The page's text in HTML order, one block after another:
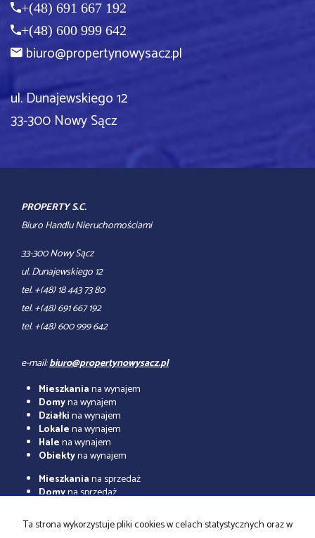
+(48) 691 667 192
+(48) 600 999 642
biuro@propertynowysacz.pl
ul. Dunajewskiego 12
33-300 Nowy Sącz
PROPERTY S.C.
Biuro Handlu Nieruchomościami
33-300 Nowy Sącz
ul. Dunajewskiego 12
tel. +(48) 18 443 73 80
tel. +(48) 691 667 192
tel. +(48) 600 999 642
e-mail:biuro@propertynowysacz.pl
Mieszkaniana wynajem
Domyna wynajem
Działkina wynajem
Lokalena wynajem
Halena wynajem
Obiektyna wynajem
Mieszkaniana sprzedaż
Domyna sprzedaż
Lokalena sprzedaż
Halena sprzedaż
Ta strona wykorzystuje pliki cookies w celach statystycznych oraz w